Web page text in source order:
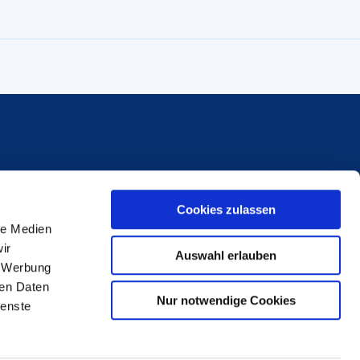
Medien
Daten
Cookies zulassen
Auswahl erlauben
Nur notwendige Cookies
Handwerkskammer Frankfurt-Rhein-Main
Bockenheimer Landstraße 21
60325 Frankfurt am Main
Telefon: 069 97172-818
Fax: 069 97172-5818
service@hwk-rhein-main.de